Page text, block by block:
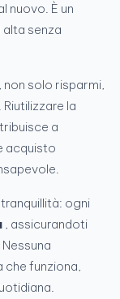
nuovo. È un
senza
, non solo risparmi,
la
a
acquisto
ogni
, assicurandoti
che funziona,